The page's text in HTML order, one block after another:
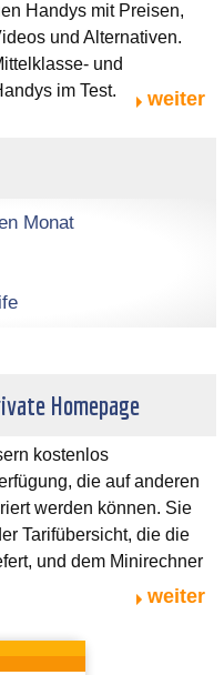
Handys mit Preisen,
und Alternativen.
und
im Test.
weiter
Monat
Homepage
kostenlos
die auf anderen
werden können. Sie
Tarifübersicht, die die
und dem Minirechner
weiter